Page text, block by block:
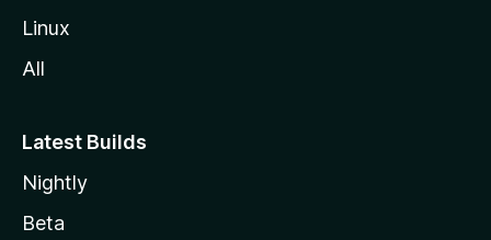
Linux
All
Latest Builds
Nightly
Beta